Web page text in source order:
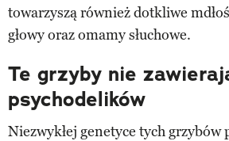
towarzyszą również dotkliwe
głowy oraz omamy słuchowe.
Te grzyby nie
psychodelików
Niezwykłej genetyce tych grzybów